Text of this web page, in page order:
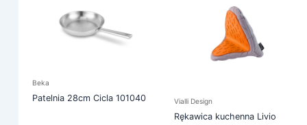
Beka
Patelnia 28cm Cicla 101040 Vialli Design
Rękawica kuchenna Livio